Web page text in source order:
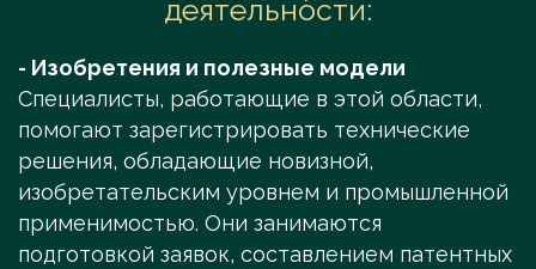
деятельности:
- Изобретения и полезные модели
Специалисты, работающие в этой области,
помогают зарегистрировать технические
решения, обладающие новизной,
изобретательским уровнем и промышленной
применимостью. Они занимаются
подготовкой заявок, составлением патентных